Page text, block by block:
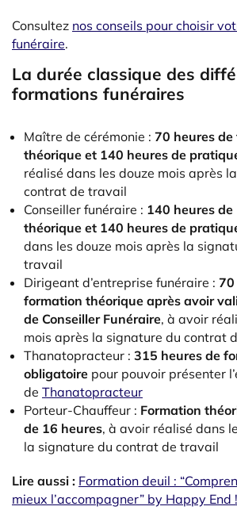
Consultez nos conseils pour choisir
funéraire.
La durée classique des
formations funéraires
Maître de cérémonie : 70 heures
théorique et 140 heures de
réalisé dans les douze mois après
contrat de travail
Conseiller funéraire : 140 heures
théorique et 140 heures de
dans les douze mois après la
travail
Dirigeant d’entreprise funéraire : 70
formation théorique après avoir
de Conseiller Funéraire, à avoir
mois après la signature du contrat
Thanatopracteur : 315 heures de
obligatoire pour pouvoir présenter
de Thanatopracteur
Porteur-Chauffeur : Formation
de 16 heures, à avoir réalisé dans
la signature du contrat de travail
Lire aussi : Formation deuil :
mieux l’accompagner” by Happy End !